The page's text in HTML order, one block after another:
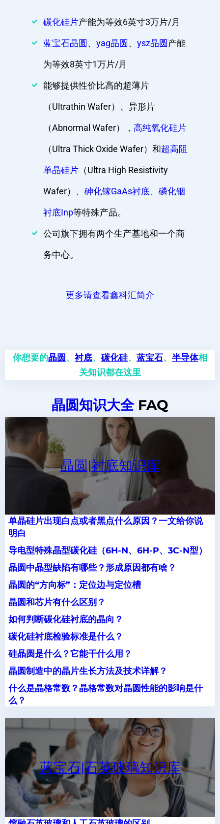
碳化硅片产能为等效6英寸3万片/月
蓝宝石晶圆 、 yag晶圆 、 ysz晶圆 产能
为等效8英寸1万片/月
能够提供性价比高的超薄片
（Ultrathin Wafer）、异形片
（Abnormal Wafer）， 高纯氧化硅片
（Ultra Thick Oxide Wafer）和超高阻
单晶硅片 （Ultra High Resistivity
Wafer）、 砷化镓GaAs衬底、 磷化铟
衬底Inp等特殊产品。
公司旗下拥有两个生产基地和一个商
务中心。
更多请查看鑫科汇简介
你想要的晶圆 、衬底、 碳化硅、 蓝宝石、 半导体相
关知识都在这里
晶圆知识大全FAQ
晶圆|衬底知识库
单晶硅片出现白点或者黑点什么原因？一文给你说
明白
导电型特殊晶型碳化硅（6H-N、6H-P、3C-N型）
晶圆中晶型缺陷有哪些？形成原因都有啥？
晶圆的“方向标”：定位边与定位槽
晶圆和芯片有什么区别？
如何判断碳化硅衬底的晶向？
碳化硅衬底检验标准是什么？
硅晶圆是什么？它能干什么用？
晶圆制造中的晶片生长方法及技术详解？
什么是晶格常数？晶格常数对晶圆性能的影响是什
么？
蓝宝石|石英玻璃知识库